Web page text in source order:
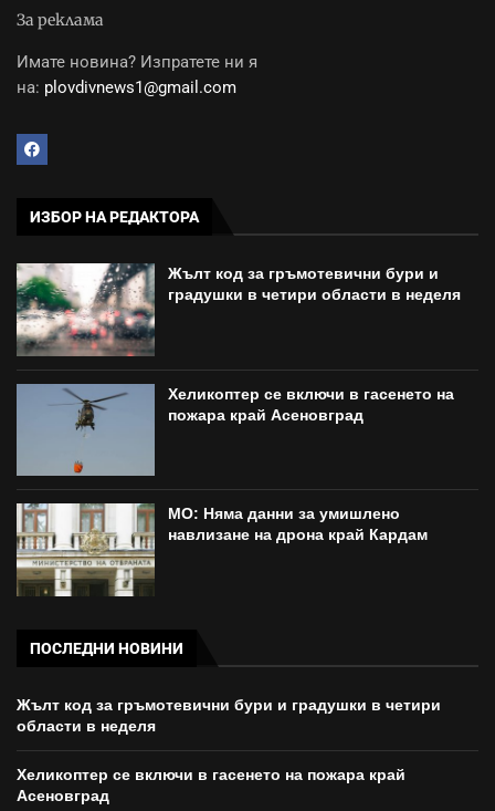
За реклама
Имате новина? Изпратете ни я
на: plovdivnews1@gmail.com
ИЗБОР НА РЕДАКТОРА
Жълт код за гръмотевични бури и
градушки в четири области в неделя
Хеликоптер се включи в гасенето на
пожара край Асеновград
МО: Няма данни за умишлено
навлизане на дрона край Кардам
ПОСЛЕДНИ НОВИНИ
Жълт код за гръмотевични бури и градушки в четири
области в неделя
Хеликоптер се включи в гасенето на пожара край
Асеновград